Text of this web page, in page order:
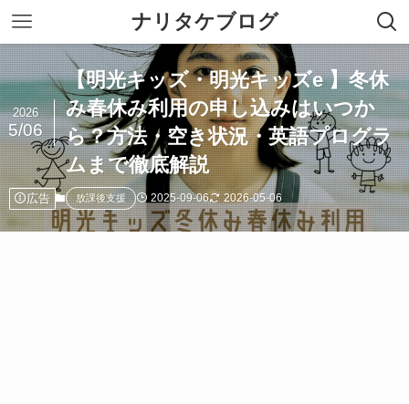
ナリタケブログ
【明光キッズ・明光キッズe 】冬休
み春休み利用の申し込みはいつか
ら？方法・空き状況・英語プログラ
ムまで徹底解説
2026
5/06
広告 放課後支援 2025-09-06 2026-05-06